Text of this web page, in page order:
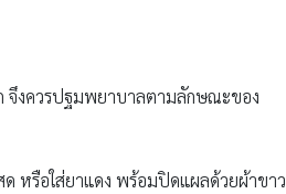
จึงควรปฐมพยาบาลตามลักษณะของ
หรือใส่ยาแดง พร้อมปิดแผลด้วยผ้าขาว